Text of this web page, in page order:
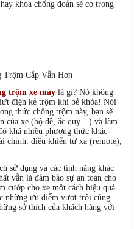
khóa chống đoản sẽ có trong
Trộm Cắp Vẫn Hơn
trộm xe máy là gì? Nó không
điện kẻ trộm khi bẻ khóa! Nói
thức chống trộm này, bạn sẽ
của xe (bộ đề, ắc quy…) và làm
khá nhiều phương thức khác
chính: điều khiển từ xa (remote),
sử dụng và các tính năng khác
vẫn là đảm bảo sự an toàn cho
cướp cho xe môt cách hiệu quả
những ưu điểm vượt trội cũng
sở thích của khách hàng với